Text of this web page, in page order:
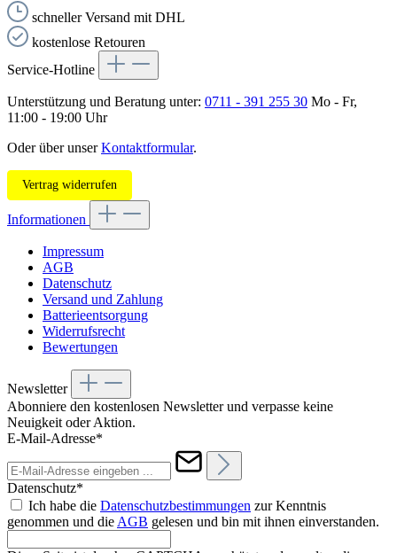
schneller Versand mit DHL
kostenlose Retouren
Service-Hotline
Unterstützung und Beratung unter: 0711 - 391 255 30 Mo - Fr,
11:00 - 19:00 Uhr
Oder über unserKontaktformular.
Vertrag widerrufen
Informationen
Impressum
AGB
Datenschutz
Versand und Zahlung
Batterieentsorgung
Widerrufsrecht
Bewertungen
Newsletter
Abonniere den kostenlosen Newsletter und verpasse keine
Neuigkeit oder Aktion.
E-Mail-Adresse*
Datenschutz*
Ich habe die Datenschutzbestimmungen zur Kenntnis
genommen und die AGB gelesen und bin mit ihnen einverstanden.